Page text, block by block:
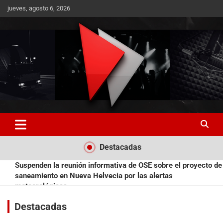
jueves, agosto 6, 2026
RO CONTENIDOS
Destacadas
Suspenden la reunión informativa de OSE sobre el proyecto de
saneamiento en Nueva Helvecia por las alertas
meteorológicas
la medición anterior
Destacadas